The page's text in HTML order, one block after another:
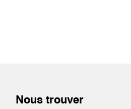
Nous trouver